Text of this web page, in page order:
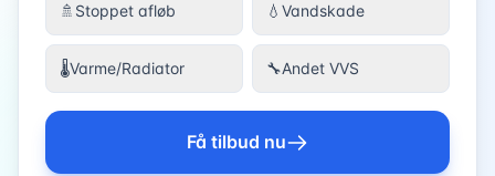
🚿 Stoppet afløb 💧 Vandskade
🌡️Varme/Radiator 🔧Andet VVS
Få tilbud nu